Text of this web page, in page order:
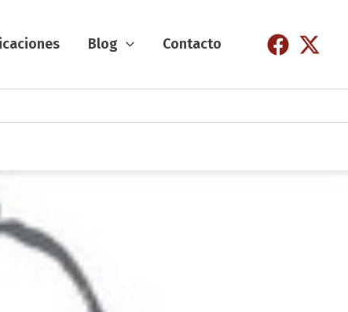
Blog Contacto